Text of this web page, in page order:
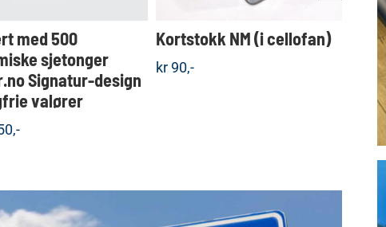
med 500
sjetonger
Signatur-design
valører
på
produktsiden
Kortstokk NM (i cellofan)
kr90,-